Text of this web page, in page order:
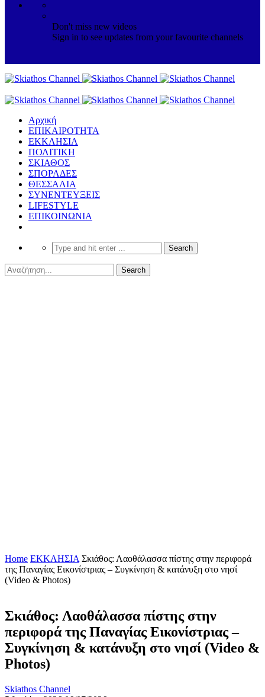
Don't miss new videos
Sign in to see updates from your favourite channels
Αρχική
ΕΠΙΚΑΙΡΟΤΗΤΑ
ΕΚΚΛΗΣΙΑ
ΠΟΛΙΤΙΚΗ
ΣΚΙΑΘΟΣ
ΣΠΟΡΑΔΕΣ
ΘΕΣΣΑΛΙΑ
ΣΥΝΕΝΤΕΥΞΕΙΣ
LIFESTYLE
ΕΠΙΚΟΙΝΩΝΙΑ
Home ΕΚΚΛΗΣΙΑ Σκιάθος: Λαοθάλασσα πίστης στην περιφορά
της Παναγίας Εικονίστριας – Συγκίνηση & κατάνυξη στο νησί
(Video & Photos)
Σκιάθος: Λαοθάλασσα πίστης στην
περιφορά της Παναγίας Εικονίστριας –
Συγκίνηση & κατάνυξη στο νησί (Video &
Photos)
Skiathos Channel